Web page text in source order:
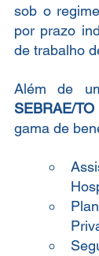
sob o
por prazo
de trabalho
SEBRAE/TO
gama de